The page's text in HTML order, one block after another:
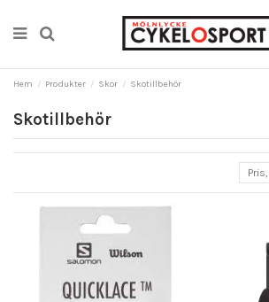
Hem Produkter Skor Skotillbehör
Skotillbehör